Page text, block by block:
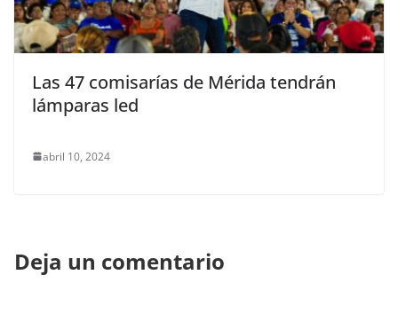
Las 47 comisarías de Mérida tendrán
lámparas led
abril 10, 2024
Deja un comentario